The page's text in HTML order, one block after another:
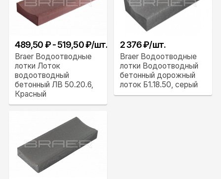
489,50 ₽ - 519,50 ₽/шт.
Braer Водоотводные
лотки Лоток
водоотводный
бетонный ЛВ 50.20.6,
Красный
2 376 ₽/шт.
Braer Водоотводные
лотки Водоотводный
бетонный дорожный
лоток Б1.18.50, серый